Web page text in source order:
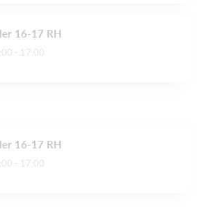
16-17 RH
- 17:00
16-17 RH
- 17:00